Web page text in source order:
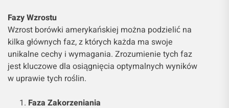
Fazy Wzrostu
Wzrost borówki amerykańskiej można podzielić na
kilka głównych faz, z których każda ma swoje
unikalne cechy i wymagania. Zrozumienie tych faz
jest kluczowe dla osiągnięcia optymalnych wyników
w uprawie tych roślin.
Faza Zakorzeniania